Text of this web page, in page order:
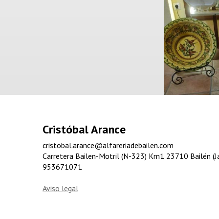
Cristóbal Arance
cristobal.arance@alfareriadebailen.com
Carretera Bailen-Motril (N-323) Km1 23710 Bailén
953671071
Aviso legal